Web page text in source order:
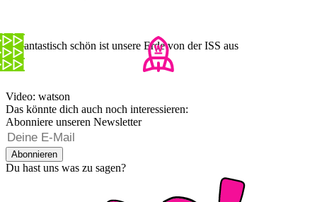
So fantastisch schön ist unsere Erde von der ISS aus
Video: watson
Das könnte dich auch noch interessieren:
Abonniere unseren Newsletter
Abonnieren
Du hast uns was zu sagen?